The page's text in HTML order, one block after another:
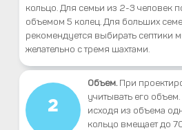
кольцо. Для семьи из 2-3 человек
объемом 5 колец. Для больших
рекомендуется выбирать септики
желательно с тремя шахтами.
2
Объем.При
учитывать его
исходя из объема
кольцо вмещает до